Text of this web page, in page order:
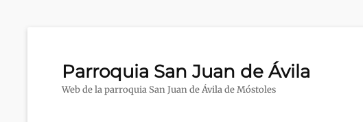
Parroquia San Juan de Ávila
Web de la parroquia San Juan de Ávila de Móstoles